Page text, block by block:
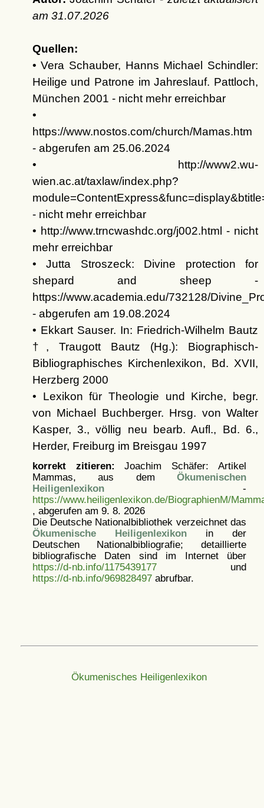
am 31.07.2026
Quellen:
• Vera Schauber, Hanns Michael Schindler:
Heilige und Patrone im Jahreslauf. Pattloch,
München 2001 - nicht mehr erreichbar
•
https://www.nostos.com/church/Mamas.htm
- abgerufen am 25.06.2024
• http://www2.wu-
wien.ac.at/taxlaw/index.php?
- nicht mehr erreichbar
• http://www.trncwashdc.org/j002.html - nicht
mehr erreichbar
• Jutta Stroszeck: Divine protection for
shepard and sheep -
https://www.academia.edu/732128/
- abgerufen am 19.08.2024
• Ekkart Sauser. In: Friedrich-Wilhelm Bautz
†, Traugott Bautz (Hg.): Biographisch-
Bibliographisches Kirchenlexikon, Bd. XVII,
Herzberg 2000
• Lexikon für Theologie und Kirche, begr.
von Michael Buchberger. Hrsg. von Walter
Kasper, 3., völlig neu bearb. Aufl., Bd. 6.,
Herder, Freiburg im Breisgau 1997
korrekt zitieren: Joachim Schäfer: Artikel
Mammas, aus dem Ökumenischen
Heiligenlexikon-
https://www.heiligenlexikon.de/BiographienM/
, abgerufen am 9. 8. 2026
Die Deutsche Nationalbibliothek verzeichnet das
Ökumenische Heiligenlexikonin der
Deutschen Nationalbibliografie; detaillierte
bibliografische Daten sind im Internet über
https://d-nb.info/1175439177und
https://d-nb.info/969828497abrufbar.
Ökumenisches Heiligenlexikon